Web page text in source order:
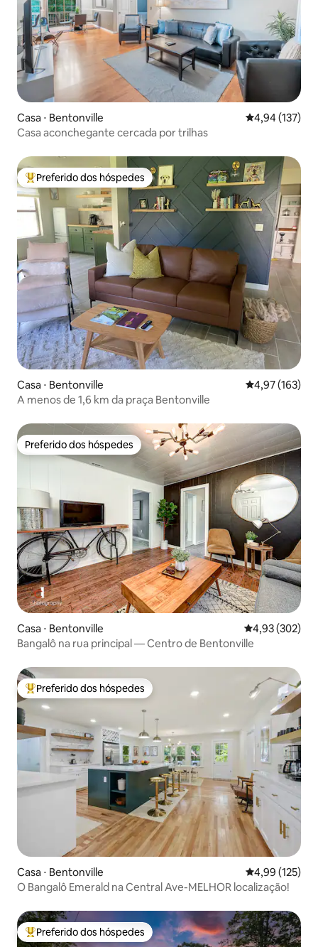
Casa ⋅ Bentonville 4,94 de uma
4,94 (137)
Casa aconchegante cercada por trilhas
Entre os melhores preferidos dos hóspedes
Preferido dos hóspedes
Casa ⋅ Bentonville 4,97 de uma
4,97 (163)
A menos de 1,6 km da praça Bentonville
Preferido dos hóspedes
Preferido dos hóspedes
Casa ⋅ Bentonville 4,93 de uma
4,93 (302)
Bangalô na rua principal — Centro de Bentonville
Entre os melhores preferidos dos hóspedes
Preferido dos hóspedes
Casa ⋅ Bentonville 4,99 de uma
4,99 (125)
O Bangalô Emerald na Central Ave-MELHOR localização!
Entre os melhores preferidos dos hóspedes
Preferido dos hóspedes